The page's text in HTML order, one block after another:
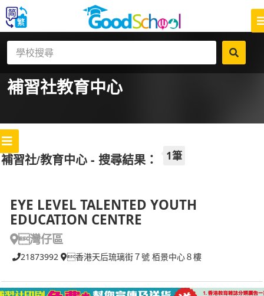
補習社教育中心
補習社/教育中心 - 搜尋結果： 1筆
EYE LEVEL TALENTED YOUTH
EDUCATION CENTRE
灣仔區
21873992 香港天后琉璃街７號 栢景中心８樓